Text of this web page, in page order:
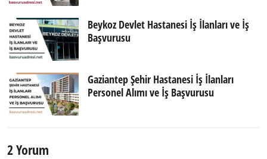
Beykoz Devlet Hastanesi İş İlanları ve İş
Başvurusu
Gaziantep Şehir Hastanesi İş İlanları
Personel Alımı ve İş Başvurusu
2 Yorum